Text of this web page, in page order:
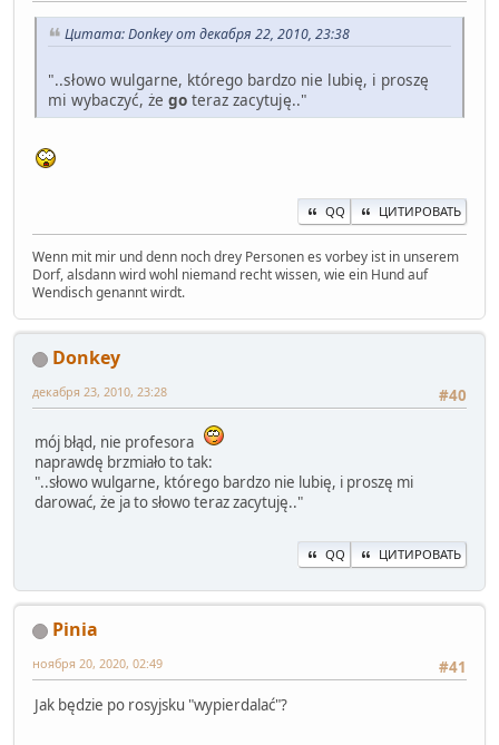
Цитата: Donkey от декабря 22, 2010, 23:38
"..słowo wulgarne, którego bardzo nie lubię, i proszę
mi wybaczyć, że go teraz zacytuję.."
QQ ЦИТИРОВАТЬ
Wenn mit mir und denn noch drey Personen es vorbey ist in unserem
Dorf, alsdann wird wohl niemand recht wissen, wie ein Hund auf
Wendisch genannt wirdt.
Donkey
#40
декабря 23, 2010, 23:28
mój błąd, nie profesora
naprawdę brzmiało to tak:
"..słowo wulgarne, którego bardzo nie lubię, i proszę mi
darować, że ja to słowo teraz zacytuję.."
QQ ЦИТИРОВАТЬ
Pinia
#41
ноября 20, 2020, 02:49
Jak będzie po rosyjsku "wypierdalać"?